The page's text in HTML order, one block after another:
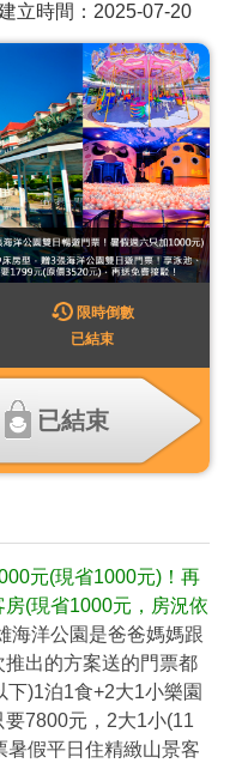
立時間：2025-07-20
已結束
限時倒數
已結束
元(現省1000元)！再
(現省1000元，房況依
海洋公園是爸爸媽媽跟
出的方案送的門票都
)1泊1食+2大1小樂園
7800元，2大1小(11
暑假平日住精緻山景客